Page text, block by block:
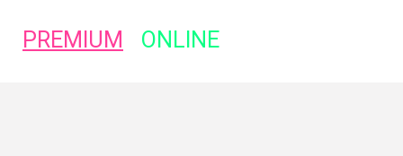
PREMIUM ONLINE